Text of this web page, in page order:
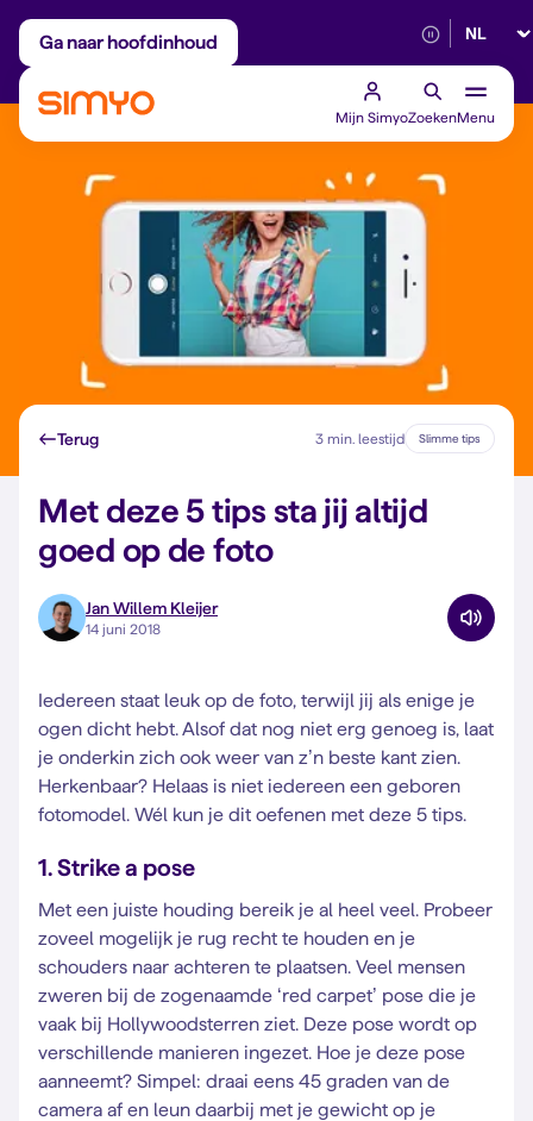
Ga naar hoofdinhoud
Maandelijks aanpasbaar Betrouwbaar
Mijn SimyoZoekenMenu
Terug 3 min. leestijd Slimme tips
Met deze 5 tips sta jij altijd
goed op de foto
Jan Willem Kleijer
14 juni 2018
Iedereen staat leuk op de foto, terwijl jij als enige je
ogen dicht hebt. Alsof dat nog niet erg genoeg is, laat
je onderkin zich ook weer van z’n beste kant zien.
Herkenbaar? Helaas is niet iedereen een geboren
fotomodel. Wél kun je dit oefenen met deze 5 tips.
1. Strike a pose
Met een juiste houding bereik je al heel veel. Probeer
zoveel mogelijk je rug recht te houden en je
schouders naar achteren te plaatsen. Veel mensen
zweren bij de zogenaamde ‘red carpet’ pose die je
vaak bij Hollywoodsterren ziet. Deze pose wordt op
verschillende manieren ingezet. Hoe je deze pose
aanneemt? Simpel: draai eens 45 graden van de
camera af en leun daarbij met je gewicht op je